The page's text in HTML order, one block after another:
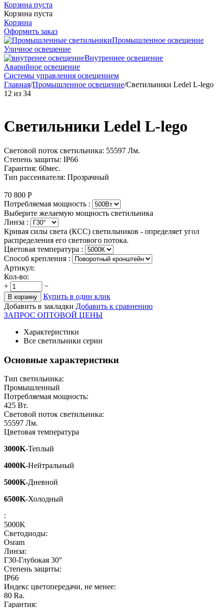
Корзина пуста
Корзина пуста
Корзина
Оформить заказ
Промышленное освещение
Уличное освещение
Внутреннее освещение
Аварийное освещение
Системы управления освещением
Главная/Промышленное освещение/Светильники Ledel L-lego
12 из 34
Светильники Ledel L-lego
Световой поток светильника: 55597 Лм.
Степень защиты: IP66
Гарантия: 60мес.
Тип рассеивателя: Прозрачный
70 800 Р
Потребляемая мощность :
Выберите желаемую мощность светильника
Линза :
Кривая силы света (КСС) светильников - определяет угол
распределения его светового потока.
Цветовая температура :
Способ крепления :
Артикул:
Кол-во:
+
−
В корзину
Купить в один клик
Добавить в закладки Добавить к сравнению
ЗАПРОС ОПТОВОЙ ЦЕНЫ
Характеристики
Все светильники серии
Основные характеристики
Тип светильника:
Промышленный
Потребляемая мощность:
425 Вт.
Световой поток светильника:
55597 Лм.
Цветовая температура
3000K-Теплый
4000K-Нейтральный
5000K-Дневной
6500K-Холодный
:
5000K
Светодиоды:
Osram
Линза:
Г30-Глубокая 30°
Степень защиты:
IP66
Индекс цветопередачи, не менее:
80 Ra.
Гарантия: